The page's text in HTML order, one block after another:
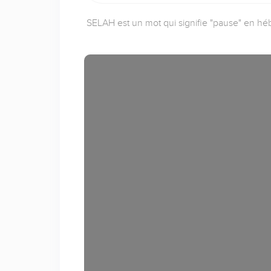
SELAH est un mot qui signifie "pause" en